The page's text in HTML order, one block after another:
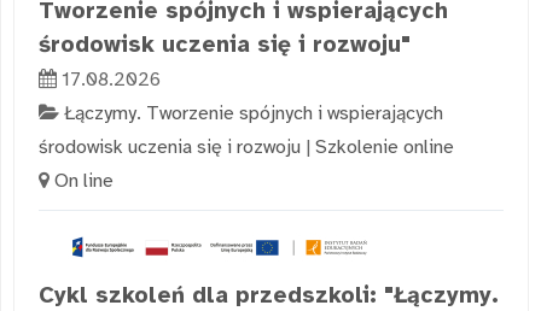
Tworzenie spójnych i wspierających
środowisk uczenia się i rozwoju"
17.08.2026
Łączymy. Tworzenie spójnych i wspierających
środowisk uczenia się i rozwoju | Szkolenie online
On line
Cykl szkoleń dla przedszkoli: "Łączymy.